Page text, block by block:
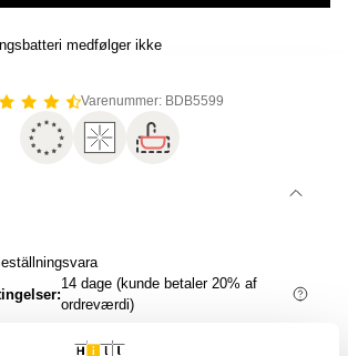
medfølger ikke
Varenummer: BDB5599
14 dage (kunde betaler 20% af
ordreværdi)